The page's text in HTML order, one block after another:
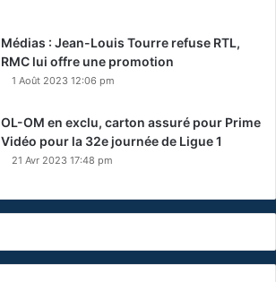
Médias : Jean-Louis Tourre refuse RTL,
RMC lui offre une promotion
1 Août 2023 12:06 pm
OL-OM en exclu, carton assuré pour Prime
Vidéo pour la 32e journée de Ligue 1
21 Avr 2023 17:48 pm